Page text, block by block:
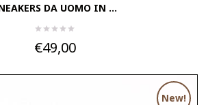
DA UOMO IN ...
€49,00
New!